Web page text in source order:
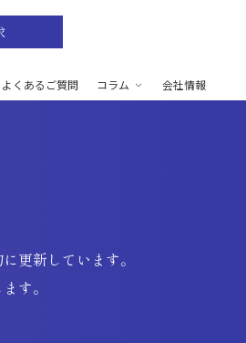
よくあるご質問 コラム 会社情報
更新しています。
す。